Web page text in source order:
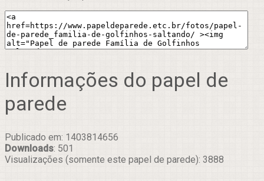
Informações do papel de
parede
Publicado em: 1403814656
Downloads: 501
Visualizações (somente este papel de parede): 3888